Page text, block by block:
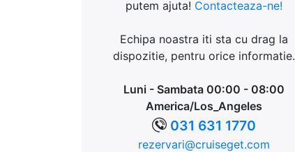
putem ajuta! Contacteaza-ne!
Echipa noastra iti sta cu drag la
dispozitie, pentru orice informatie.
Luni - Sambata 00:00 - 08:00
America/Los_Angeles
031 631 1770
rezervari@cruiseget.com